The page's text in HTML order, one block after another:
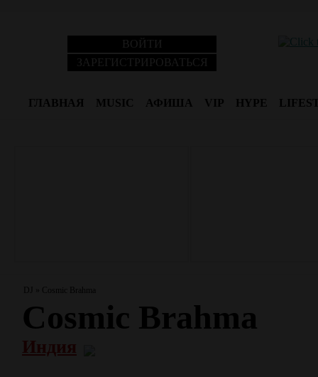
ВОЙТИ
ЗАРЕГИСТРИРОВАТЬСЯ
ГЛАВНАЯ MUSIC АФИША VIP HYPE
DJ » Cosmic Brahma
Cosmic Brahma
Индия